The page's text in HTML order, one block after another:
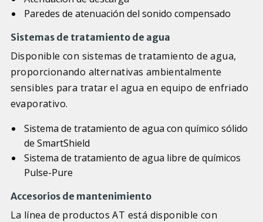
Paredes de atenuación del sonido compensado
Sistemas de tratamiento de agua
Disponible con sistemas de tratamiento de agua,
proporcionando alternativas ambientalmente
sensibles para tratar el agua en equipo de enfriado
evaporativo.
Sistema de tratamiento de agua con químico sólido
de SmartShield
Sistema de tratamiento de agua libre de químicos
Pulse-Pure
Accesorios de mantenimiento
La línea de productos AT está disponible con